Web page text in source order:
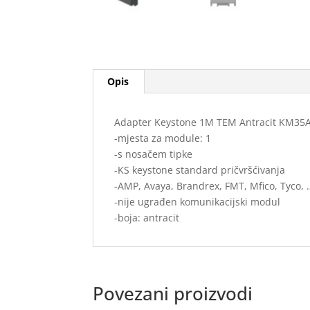
Opis
Adapter Keystone 1M TEM Antracit
-mjesta za module: 1
-s nosačem tipke
-KS keystone standard pričvršćivanja
-AMP, Avaya, Brandrex, FMT, Mfico, Tyco,
-nije ugrađen komunikacijski modul
-boja: antracit
Povezani proizvodi